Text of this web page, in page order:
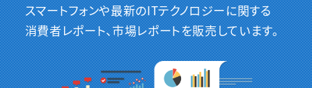
スマートフォンや最新のITテクノロジーに関する
消費者レポート、市場レポートを販売しています。